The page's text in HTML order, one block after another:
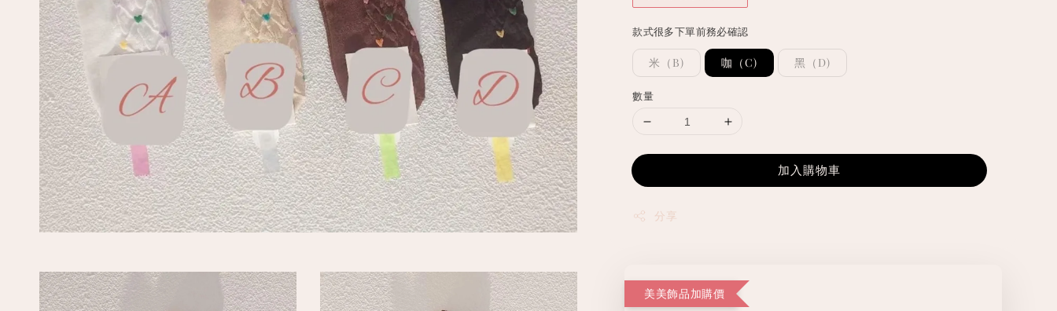
款式很多下單前務必確認
米（B) 咖（C) 黑（D)
數量
加入購物車
分享
美美飾品加購價